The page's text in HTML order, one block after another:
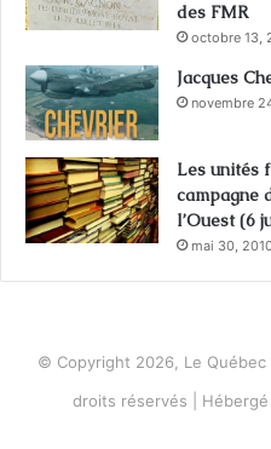
des FMR
octobre 13,
Jacques
novembre
Les unités
campagne
l’Ouest (6
mai 30,
© Copyright 2026, Le
droits réservés |